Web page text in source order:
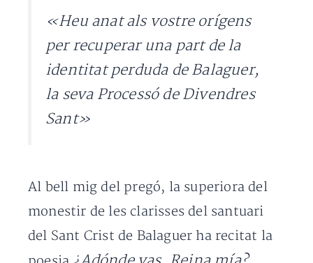
«Heu anat als vostre orígens
per recuperar una part de la
identitat perduda de Balaguer,
la seva Processó de Divendres
Sant»
Al bell mig del pregó, la superiora del
monestir de les clarisses del santuari
del Sant Crist de Balaguer ha recitat la